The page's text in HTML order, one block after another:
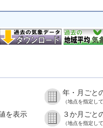
年・月ごと
（地点を指定し
を表示 ３か月ごと
（地点を指定し